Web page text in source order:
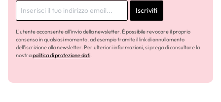
Iscriviti
L'utente acconsente all'invio della newsletter. È possibile revocare il proprio
consenso in qualsiasi momento, ad esempio tramite il link di annullamento
dell'iscrizione alla newsletter. Per ulteriori informazioni, si prega di consultare la
nostrapolitica di protezione dati.